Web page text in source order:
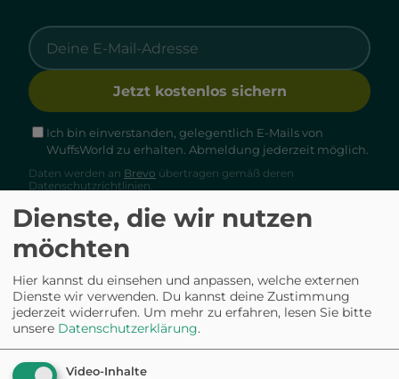
Jetzt kostenlos sichern
Ich bin einverstanden, gelegentlich E-Mails von
WuffsWorld zu erhalten. Abmeldung jederzeit möglich.
Daten werden an Brevo übertragen gemäß deren
Datenschutzrichtlinien.
Dienste, die wir nutzen
möchten
Hier kannst du einsehen und anpassen, welche externen
Dienste wir verwenden. Du kannst deine Zustimmung
jederzeit widerrufen. Um mehr zu erfahren, lesen Sie bitte
unsere Datenschutzerklärung.
Video-Inhalte